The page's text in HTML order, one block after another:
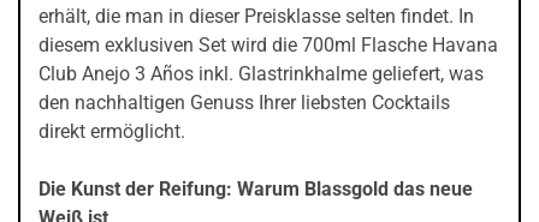
erhält, die man in dieser Preisklasse selten findet. In
diesem exklusiven Set wird die 700ml Flasche Havana
Club Anejo 3 Años inkl. Glastrinkhalme geliefert, was
den nachhaltigen Genuss Ihrer liebsten Cocktails
direkt ermöglicht.
Die Kunst der Reifung: Warum Blassgold das neue